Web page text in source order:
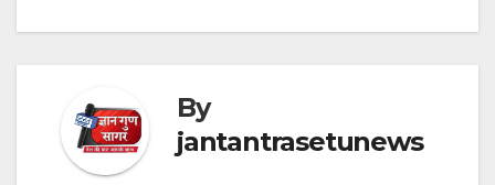
By
jantantrasetunews